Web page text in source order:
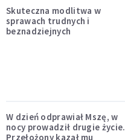
Skuteczna modlitwa w
sprawach trudnych i
beznadziejnych
W dzień odprawiał Mszę, w
nocy prowadził drugie życie.
Przełożony kazał mu